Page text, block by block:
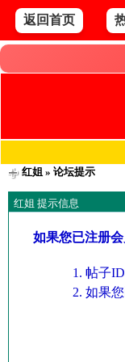
返回首页
红姐» 论坛提示
红姐 提示信息
如果您已注册
帖子
如果